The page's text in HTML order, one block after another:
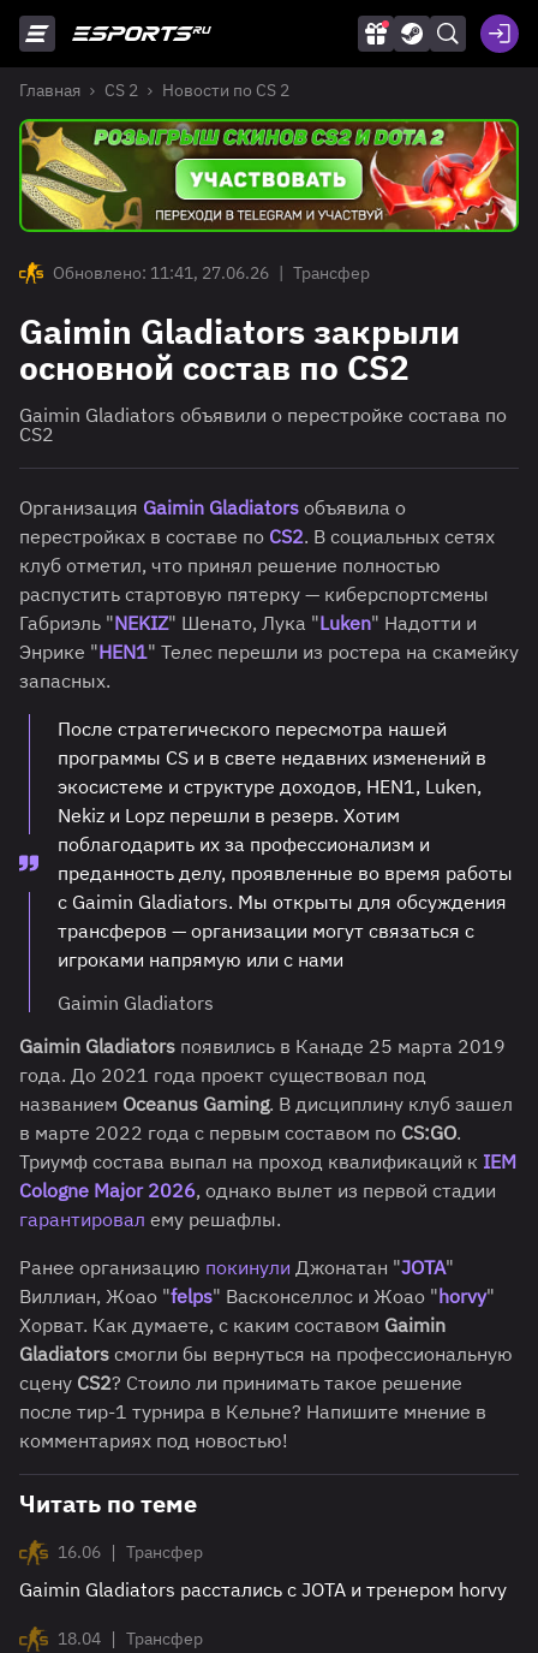
Главная CS 2 Новости по CS 2
Обновлено: 11:41, 27.06.26 | Трансфер
Gaimin Gladiators закрыли
основной состав по CS2
Gaimin Gladiators объявили о перестройке состава по
CS2
Организация Gaimin Gladiators объявила о
перестройках в составе по CS2. В социальных сетях
клуб отметил, что принял решение полностью
распустить стартовую пятерку — киберспортсмены
Габриэль "⁠NEKIZ" Шенато, Лука "⁠Luken" Надотти и
Энрике "⁠HEN1" Телес перешли из ростера на скамейку
запасных.
После стратегического пересмотра нашей
программы CS и в свете недавних изменений в
экосистеме и структуре доходов, HEN1, Luken,
Nekiz и Lopz перешли в резерв. Хотим
поблагодарить их за профессионализм и
преданность делу, проявленные во время работы
с Gaimin Gladiators. Мы открыты для обсуждения
трансферов — организации могут связаться с
игроками напрямую или с нами
Gaimin Gladiators
Gaimin Gladiators появились в Канаде 25 марта 2019
года. До 2021 года проект существовал под
названием Oceanus Gaming. В дисциплину клуб зашел
в марте 2022 года c первым составом по CS:GO.
Триумф состава выпал на проход квалификаций к IEM
Cologne Major 2026, однако вылет из первой стадии
гарантировал ему решафлы.
Ранее организацию покинули Джонатан "JOTA"
Виллиан, Жоао "felps" Васконселлос и Жоао "horvy"
Хорват. Как думаете, с каким составом Gaimin
Gladiators смогли бы вернуться на профессиональную
сцену CS2? Стоило ли принимать такое решение
после тир-1 турнира в Кельне? Напишите мнение в
комментариях под новостью!
Читать по теме
16.06 | Трансфер
Gaimin Gladiators расстались с JOTA и тренером horvy
18.04 | Трансфер